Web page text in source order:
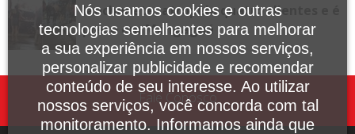
lanchonete, atropela quatro clientes e é
preso em Mongaguá
Fale Conosco
Nós usamos cookies e outras
tecnologias semelhantes para melhorar
a sua experiência em nossos serviços,
personalizar publicidade e recomendar
conteúdo de seu interesse. Ao utilizar
nossos serviços, você concorda com tal
monitoramento. Informamos ainda que